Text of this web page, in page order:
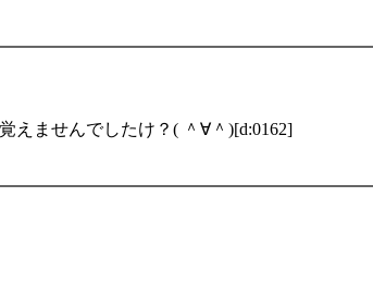
えませんでしたけ？( ＾∀＾)[d:0162]